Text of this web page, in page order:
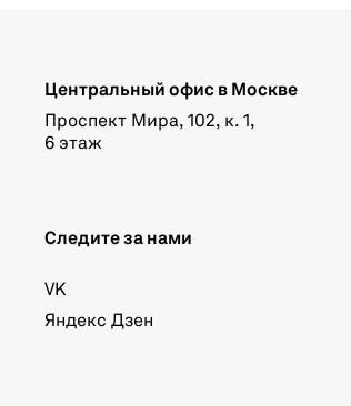
Центральный офис в Москве
Проспект Мира, 102, к. 1,
6 этаж
Следите за нами
VK
Яндекс Дзен